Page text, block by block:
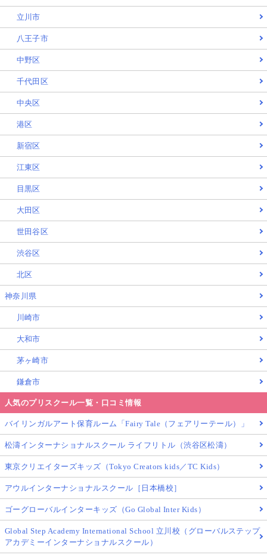
立川市
八王子市
中野区
千代田区
中央区
港区
新宿区
江東区
目黒区
大田区
世田谷区
渋谷区
北区
神奈川県
川崎市
大和市
茅ヶ崎市
鎌倉市
人気のプリスクール一覧・口コミ情報
バイリンガルアート保育ルーム「Fairy Tale（フェアリーテール）」
松濤インターナショナルスクール ライフリトル（渋谷区松濤）
東京クリエイターズキッズ（Tokyo Creators kids／TC Kids）
アウルインターナショナルスクール［日本橋校］
ゴーグローバルインターキッズ（Go Global Inter Kids）
Global Step Academy International School 立川校（グローバルステップ
アカデミーインターナショナルスクール）